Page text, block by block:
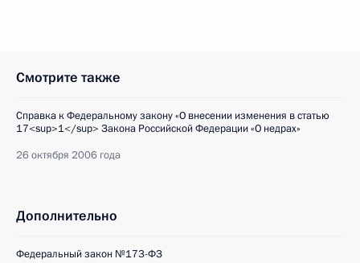
Смотрите также
Справка к Федеральному закону «О внесении изменения в статью
17<sup>1</sup> Закона Российской Федерации «О недрах»
26 октября 2006 года
Дополнительно
Федеральный закон №173-ФЗ